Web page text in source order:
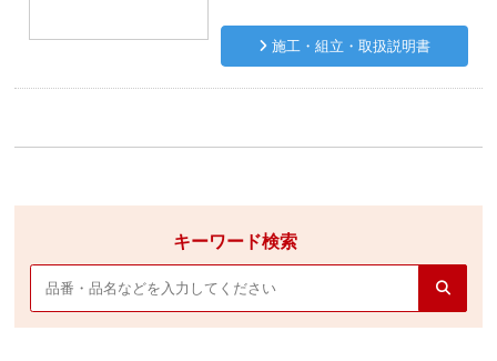
施工・組立・取扱説明書
キーワード検索